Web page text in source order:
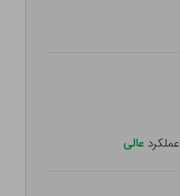
عملکرد عالی